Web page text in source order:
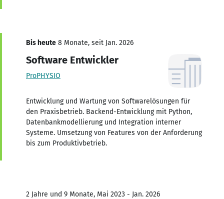
Bis heute 8 Monate, seit Jan. 2026
Software Entwickler
ProPHYSIO
Entwicklung und Wartung von Softwarelösungen für
den Praxisbetrieb. Backend-Entwicklung mit Python,
Datenbankmodellierung und Integration interner
Systeme. Umsetzung von Features von der Anforderung
bis zum Produktivbetrieb.
2 Jahre und 9 Monate, Mai 2023 - Jan. 2026